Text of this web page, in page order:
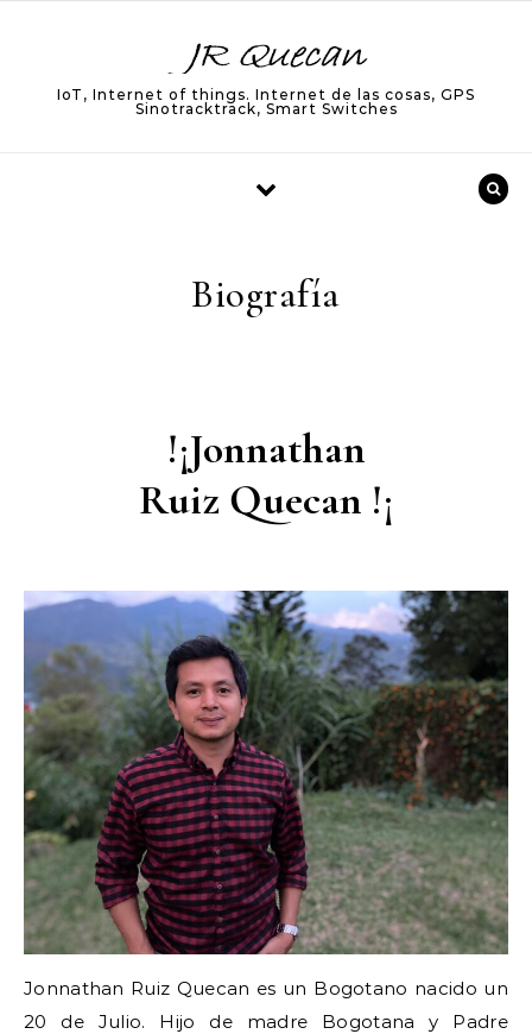
IoT, Internet of things. Internet de las cosas, GPS
Sinotracktrack, Smart Switches
Biografía
!¡Jonnathan
Ruiz Quecan !¡
Jonnathan Ruiz Quecan es un Bogotano nacido un
20 de Julio. Hijo de madre Bogotana y Padre